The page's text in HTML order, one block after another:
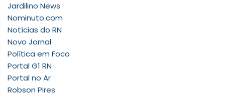
Jardilino News
Nominuto.com
Notícias do RN
Novo Jornal
Política em Foco
Portal G1 RN
Portal no Ar
Robson Pires